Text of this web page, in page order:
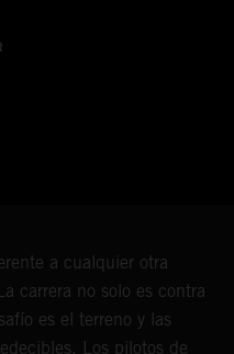
a cualquier otra
carrera no solo es contra
es el terreno y las
Los pilotos de